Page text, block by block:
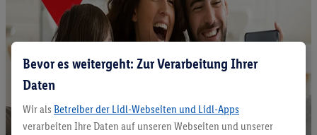
Bevor es weitergeht: Zur Verarbeitung Ihrer
Daten
Wir als Betreiber der Lidl-Webseiten und Lidl-Apps
verarbeiten Ihre Daten auf unseren Webseiten und unserer